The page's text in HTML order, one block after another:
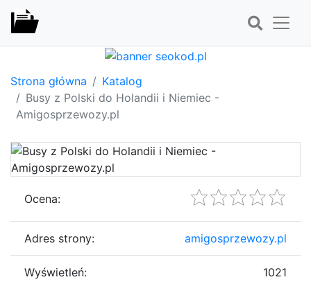
Strona główna
Katalog
Busy z Polski do Holandii i Niemiec -
Amigosprzewozy.pl
Ocena:
Adres strony: amigosprzewozy.pl
Wyświetleń: 1021